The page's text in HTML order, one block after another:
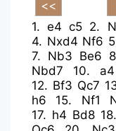
1.e4 c5 2.
4. Nxd4 Nf6
7. Nb3 Be6
Nbd7
10. a4
12. Bf3 Qc7
h6
15. Nf1
17. h4 Bd8 18.